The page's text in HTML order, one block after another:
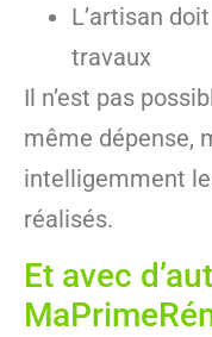
L’artisan
travaux
Il n’est pas
même dépense,
intelligemment
réalisés.
Et avec